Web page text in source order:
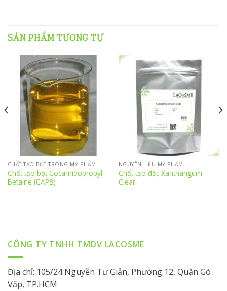
SẢN PHẨM TƯƠNG TỰ
CHẤT TẠO BỌT TRONG MỸ PHẨM
Chất tạo bọt Cocamidopropyl
Betaine (CAPB)
NGUYÊN LIỆU MỸ PHẨM
Chất tạo đặc Xanthangum
Clear
CÔNG TY TNHH TMDV LACOSME
Địa chỉ: 105/24 Nguyễn Tư Giản, Phường 12, Quận Gò
Vấp, TP.HCM